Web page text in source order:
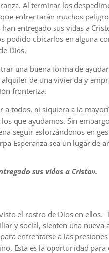
Al terminar los
enfrentarán muchos
entregado sus vidas a
podido ubicarlos en alguna
Dios.
una buena forma de
de una vivienda y
fronteriza.
a todos, ni siquiera a la
que ayudamos. Sin
seguir esforzándonos en
Esperanza sea un lugar de
sus vidas a Cristo».
el rostro de Dios en ellos.
y social, sienten una nueva
enfrentarse a las
Esta es la oportunidad para